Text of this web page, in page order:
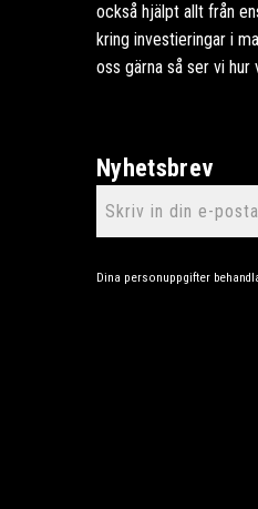
också hjälpt allt från
kring investieringar i
oss gärna så ser vi
Nyhetsbrev
Dina personuppgifter